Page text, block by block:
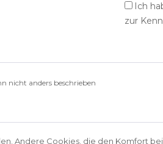
Ich
zur
nicht anders beschrieben
Andere Cookies, die den Komfort bei